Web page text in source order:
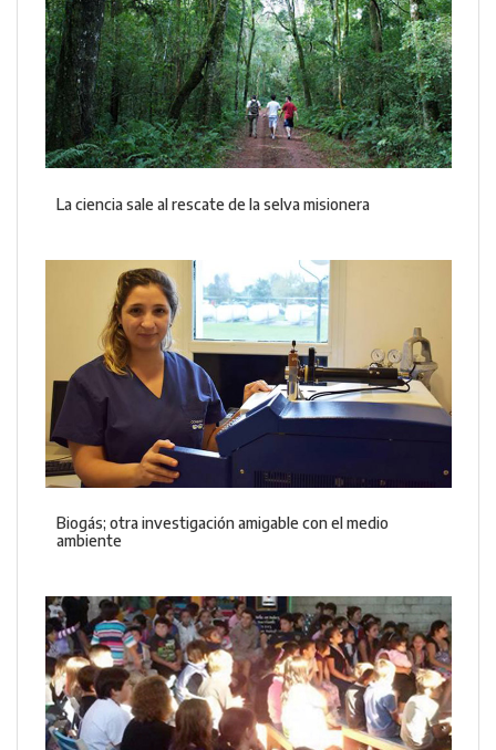
La ciencia sale al rescate de la selva misionera
Biogás; otra investigación amigable con el medio
ambiente